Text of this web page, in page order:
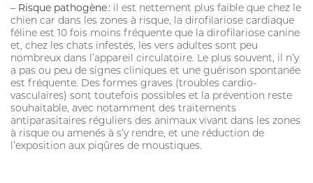
– Risque pathogène : il est nettement plus faible que chez le
chien car dans les zones à risque, la dirofilariose cardiaque
féline est 10 fois moins fréquente que la dirofilariose canine
et, chez les chats infestés, les vers adultes sont peu
nombreux dans l’appareil circulatoire. Le plus souvent, il n’y
a pas ou peu de signes cliniques et une guérison spontanée
est fréquente. Des formes graves (troubles cardio-
vasculaires) sont toutefois possibles et la prévention reste
souhaitable, avec notamment des traitements
antiparasitaires réguliers des animaux vivant dans les zones
à risque ou amenés à s’y rendre, et une réduction de
l’exposition aux piqûres de moustiques.